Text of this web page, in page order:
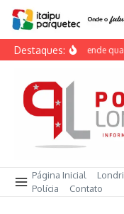
Ir para o conteúdo
Destaques:PRF apreende
Página Inicial
Polícia
Contato